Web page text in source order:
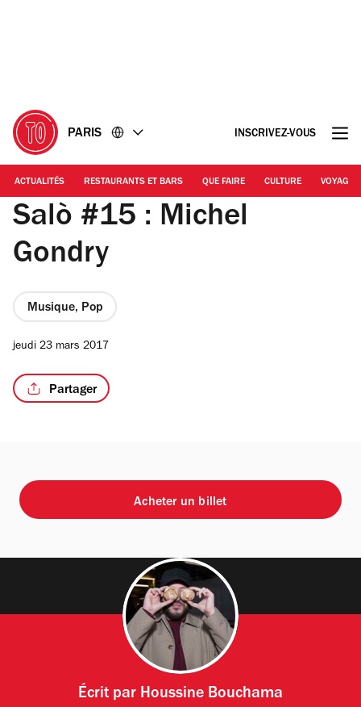
PARIS INSCRIVEZ-VOUS
ACTUALITÉS RESTAURANTS ET BARS QUE FAIRE CULTURE VOYAGE
Salò #15 : Michel
Gondry
Musique, Pop
jeudi 23 mars 2017
Partager
Acheter un billet
Écrit par Houssine Bouchama